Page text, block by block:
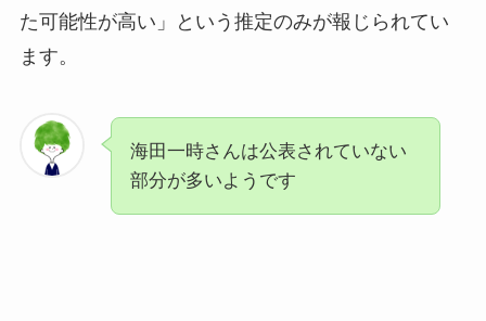
た可能性が高い」という推定のみが報じられてい
ます。
海田一時さんは公表されていない
部分が多いようです